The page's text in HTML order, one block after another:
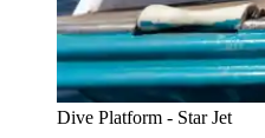
Dive Platform - Star Jet